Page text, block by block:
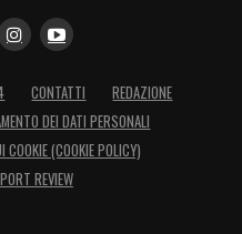
CONTATTI
REDAZIONE
DEI DATI PERSONALI
COOKIE (COOKIE POLICY)
REVIEW